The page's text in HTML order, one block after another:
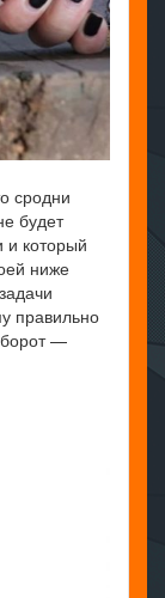
сродни
будет
и который
ниже
правильно
—